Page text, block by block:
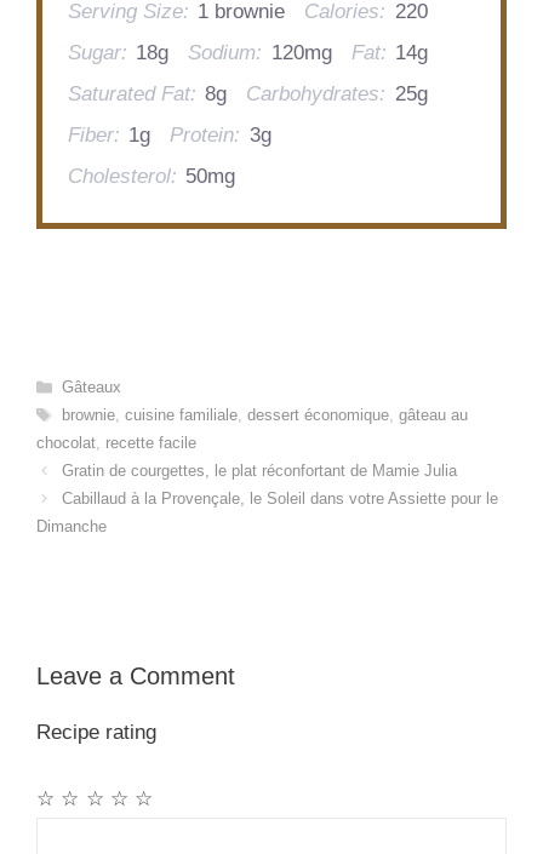
Serving Size: 1 brownie Calories: 220
Sugar: 18g Sodium: 120mg Fat: 14g
Saturated Fat: 8g Carbohydrates: 25g
Fiber: 1g Protein: 3g
Cholesterol: 50mg
Categories
Gâteaux
Tags
brownie, cuisine familiale, dessert économique, gâteau au
chocolat, recette facile
Gratin de courgettes, le plat réconfortant de Mamie Julia
Cabillaud à la Provençale, le Soleil dans votre Assiette pour le
Dimanche
Leave a Comment
Recipe rating
☆
☆
☆
☆
☆